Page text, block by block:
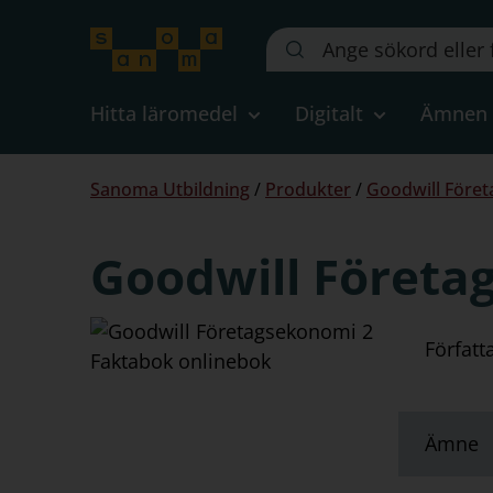
Sök
på
webbplatsen::
Hitta läromedel Digitalt Ämnen
Du
Sanoma Utbildning / Produkter / Goodwill
Goodwill
Ämne